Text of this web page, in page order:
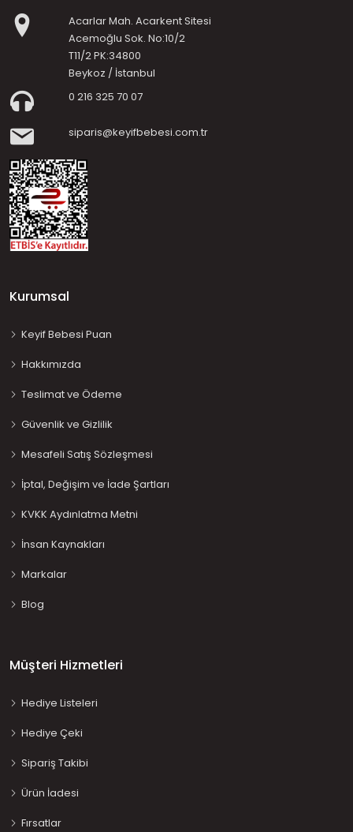
Acarlar Mah. Acarkent Sitesi
Acemoğlu Sok. No:10/2
T11/2 PK:34800
Beykoz / İstanbul
0 216 325 70 07
siparis@keyifbebesi.com.tr
Kurumsal
Keyif Bebesi Puan
Hakkımızda
Teslimat ve Ödeme
Güvenlik ve Gizlilik
Mesafeli Satış Sözleşmesi
İptal, Değişim ve İade Şartları
KVKK Aydınlatma Metni
İnsan Kaynakları
Markalar
Blog
Müşteri Hizmetleri
Hediye Listeleri
Hediye Çeki
Sipariş Takibi
Ürün İadesi
Fırsatlar